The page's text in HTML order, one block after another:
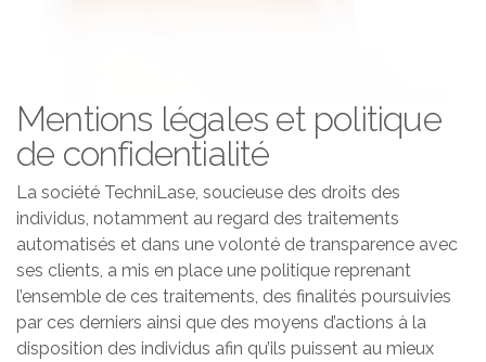
Mentions légales et politique
de confidentialité
La société TechniLase, soucieuse des droits des
individus, notamment au regard des traitements
automatisés et dans une volonté de transparence avec
ses clients, a mis en place une politique reprenant
l’ensemble de ces traitements, des finalités poursuivies
par ces derniers ainsi que des moyens d’actions à la
disposition des individus afin qu’ils puissent au mieux